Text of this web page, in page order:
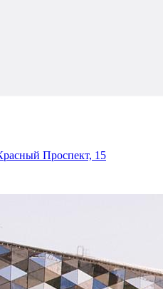
Проспект, 15